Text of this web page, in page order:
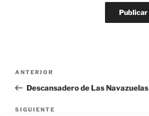
entradas
Entrada
anterior:
ANTERIOR
Descansadero de Las Navazuelas
Siguiente
SIGUIENTE